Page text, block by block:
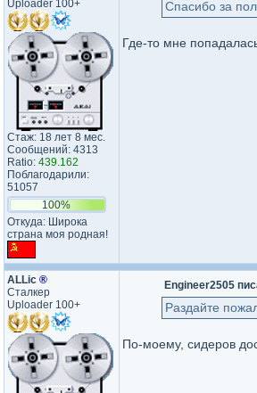
Uploader 100+
Стаж: 18 лет 8 мес.
Сообщений: 4313
Ratio: 439.162
Поблагодарили:
51057
100%
Откуда: Широка
страна моя родная!
Спасибо за
Где-то мне
ALLic ®
Сталкер
Uploader 100+
Engineer2505
Раздайте
По-моему, сидеров